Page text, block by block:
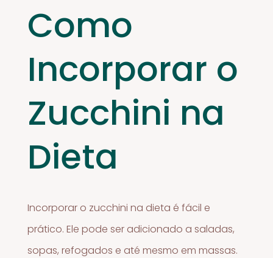
Como
Incorporar o
Zucchini na
Dieta
Incorporar o zucchini na dieta é fácil e
prático. Ele pode ser adicionado a saladas,
sopas, refogados e até mesmo em massas.